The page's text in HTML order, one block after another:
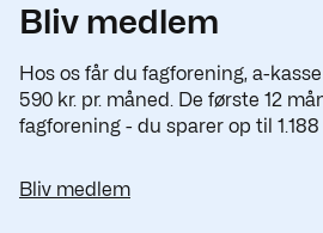
Bliv medlem
Hos os får du fagforening, a-
590 kr. pr. måned. De første 12
fagforening - du sparer op til 1.188
Bliv medlem